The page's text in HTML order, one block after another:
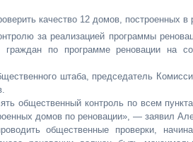
качество 12 домов, построенных
за реализацией программы
граждан по программе реновации на
штаба, председатель
общественный контроль по всем
домов по реновации», — заявил
общественные проверки,